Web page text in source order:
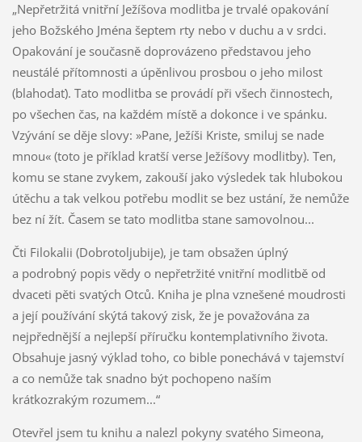
„Nepřetržitá vnitřní Ježíšova modlitba je trvalé opakování
jeho Božského Jména šeptem rty nebo v duchu a v srdci.
Opakování je současně doprovázeno představou jeho
neustálé přítomnosti a úpěnlivou prosbou o jeho milost
(blahodať). Tato modlitba se provádí při všech činnostech,
po všechen čas, na každém místě a dokonce i ve spánku.
Vzývání se děje slovy: »Pane, Ježíši Kriste, smiluj se nade
mnou« (toto je příklad kratší verse Ježíšovy modlitby). Ten,
komu se stane zvykem, zakouší jako výsledek tak hlubokou
útěchu a tak velkou potřebu modlit se bez ustání, že nemůže
bez ní žít. Časem se tato modlitba stane samovolnou...
Čti Filokalii (Dobrotoljubije), je tam obsažen úplný
a podrobný popis vědy o nepřetržité vnitřní modlitbě od
dvaceti pěti svatých Otců. Kniha je plna vznešené moudrosti
a její používání skýtá takový zisk, že je považována za
nejpřednější a nejlepší příručku kontemplativního života.
Obsahuje jasný výklad toho, co bible ponechává v tajemství
a co nemůže tak snadno být pochopeno naším
krátkozrakým rozumem...“
Otevřel jsem tu knihu a nalezl pokyny svatého Simeona,